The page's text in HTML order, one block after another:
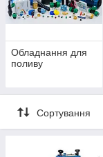
Обладнання для
поливу
Сортування